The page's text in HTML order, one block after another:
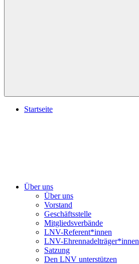
Startseite
Über uns
Über uns
Vorstand
Geschäftsstelle
Mitgliedsverbände
LNV-Referent*innen
LNV-Ehrennadelträger*innen
Satzung
Den LNV unterstützen